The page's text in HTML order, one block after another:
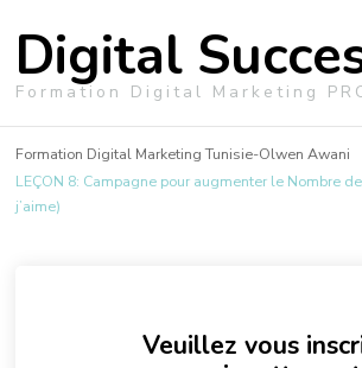
Digital
Formation Digital Marketing
Formation Digital Marketing Tunisie-Olwen Awani
LEÇON 8: Campagne pour augmenter le Nombre
j’aime)
Veuillez vous